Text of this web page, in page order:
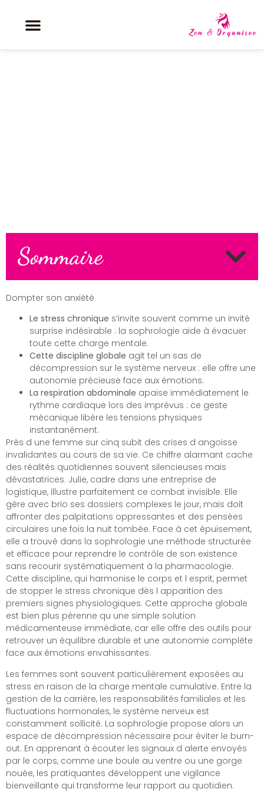
Sommaire
Dompter son anxiété
Le stress chronique s’invite souvent comme un invité
surprise indésirable : la sophrologie aide à évacuer
toute cette charge mentale.
Cette discipline globale agit tel un sas de
décompression sur le système nerveux : elle offre une
autonomie précieuse face aux émotions.
La respiration abdominale apaise immédiatement le
rythme cardiaque lors des imprévus : ce geste
mécanique libère les tensions physiques
instantanément.
Près d une femme sur cinq subit des crises d angoisse
invalidantes au cours de sa vie. Ce chiffre alarmant cache
des réalités quotidiennes souvent silencieuses mais
dévastatrices. Julie, cadre dans une entreprise de
logistique, illustre parfaitement ce combat invisible. Elle
gère avec brio ses dossiers complexes le jour, mais doit
affronter des palpitations oppressantes et des pensées
circulaires une fois la nuit tombée. Face à cet épuisement,
elle a trouvé dans la sophrologie une méthode structurée
et efficace pour reprendre le contrôle de son existence
sans recourir systématiquement à la pharmacologie.
Cette discipline, qui harmonise le corps et l esprit, permet
de stopper le stress chronique dès l apparition des
premiers signes physiologiques. Cette approche globale
est bien plus pérenne qu une simple solution
médicamenteuse immédiate, car elle offre des outils pour
retrouver un équilibre durable et une autonomie complète
face aux émotions envahissantes.
Les femmes sont souvent particulièrement exposées au
stress en raison de la charge mentale cumulative. Entre la
gestion de la carrière, les responsabilités familiales et les
fluctuations hormonales, le système nerveux est
constamment sollicité. La sophrologie propose alors un
espace de décompression nécessaire pour éviter le burn-
out. En apprenant à écouter les signaux d alerte envoyés
par le corps, comme une boule au ventre ou une gorge
nouée, les pratiquantes développent une vigilance
bienveillante qui transforme leur rapport au quotidien.